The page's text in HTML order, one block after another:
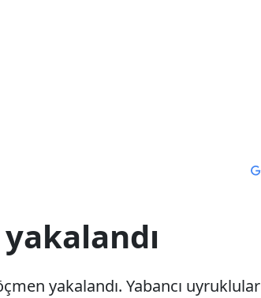
yakalandı. Yabancı uyruklular